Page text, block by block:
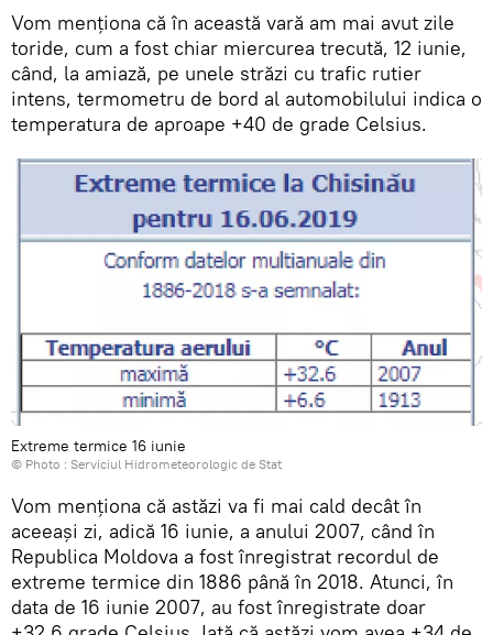
Vom menționa că în această vară am mai avut zile
toride, cum a fost chiar miercurea trecută, 12 iunie,
când, la amiază, pe unele străzi cu trafic rutier
intens, termometru de bord al automobilului indica o
temperatura de aproape +40 de grade Celsius.
Extreme termice 16 iunie
© Photo : Serviciul Hidrometeorologic de Stat
Vom menționa că astăzi va fi mai cald decât în
aceeași zi, adică 16 iunie, a anului 2007, când în
Republica Moldova a fost înregistrat recordul de
extreme termice din 1886 până în 2018. Atunci, în
data de 16 iunie 2007, au fost înregistrate doar